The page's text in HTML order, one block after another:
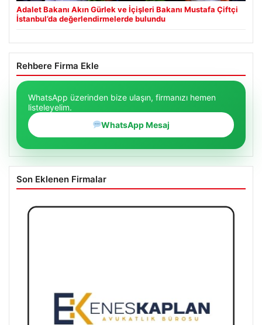
Adalet Bakanı Akın Gürlek ve İçişleri Bakanı Mustafa Çiftçi
İstanbul’da değerlendirmelerde bulundu
Rehbere Firma Ekle
WhatsApp üzerinden bize ulaşın, firmanızı hemen
listeleyelim.
WhatsApp Mesaj
Son Eklenen Firmalar